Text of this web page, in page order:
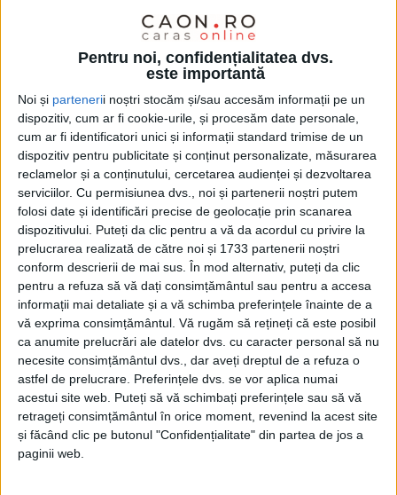
Pentru noi, confidențialitatea dvs.
este importantă
Noi și partenerii noștri stocăm și/sau accesăm informații pe un
dispozitiv, cum ar fi cookie-urile, și procesăm date personale,
cum ar fi identificatori unici și informații standard trimise de un
dispozitiv pentru publicitate și conținut personalizate, măsurarea
reclamelor și a conținutului, cercetarea audienței și dezvoltarea
serviciilor. Cu permisiunea dvs., noi și partenerii noștri putem
folosi date și identificări precise de geolocație prin scanarea
dispozitivului. Puteți da clic pentru a vă da acordul cu privire la
prelucrarea realizată de către noi și 1733 partenerii noștri
conform descrierii de mai sus. În mod alternativ, puteți da clic
pentru a refuza să vă dați consimțământul sau pentru a accesa
informații mai detaliate și a vă schimba preferințele înainte de a
vă exprima consimțământul. Vă rugăm să rețineți că este posibil
ca anumite prelucrări ale datelor dvs. cu caracter personal să nu
necesite consimțământul dvs., dar aveți dreptul de a refuza o
astfel de prelucrare. Preferințele dvs. se vor aplica numai
acestui site web. Puteți să vă schimbați preferințele sau să vă
retrageți consimțământul în orice moment, revenind la acest site
și făcând clic pe butonul "Confidențialitate" din partea de jos a
paginii web.
ŞTIRILE JUDEŢULUI CARAŞ-SEVERIN
Lui Cican i-a ieșit! Ambulatoriul,
reînființat după 18 ani!
17 APRILIE 2020, 10:03 AM 2 MINUTE DE CITIRE
CARANSEBEȘ – Poate cel mai important obiectiv al
managerului Spitalului Municipal de Urgență Caransebeș,
reînființarea ambulatoriului de specialitate, desființat în 2002,
a primit undă verde de la Ministerul Sănătății!
Arhive